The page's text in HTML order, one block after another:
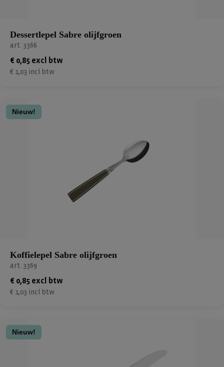
Dessertlepel Sabre olijfgroen
art. 3366
€ 0,85 excl btw
€ 1,03 incl btw
Nieuw!
Koffielepel Sabre olijfgroen
art. 3369
€ 0,85 excl btw
€ 1,03 incl btw
Nieuw!